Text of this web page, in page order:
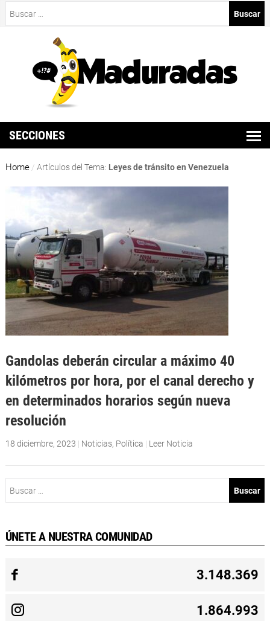
SECCIONES
Home / Artículos del Tema: Leyes de tránsito en Venezuela
Gandolas deberán circular a máximo 40
kilómetros por hora, por el canal derecho y
en determinados horarios según nueva
resolución
18 diciembre, 2023 | Noticias, Política | Leer Noticia
ÚNETE A NUESTRA COMUNIDAD
3.148.369
1.864.993